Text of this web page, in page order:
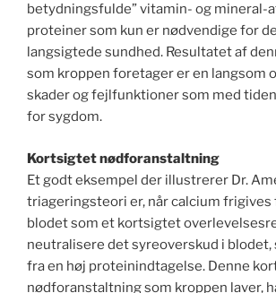
betydningsfulde” vitamin- og mineral-
proteiner som kun er nødvendige for
langsigtede sundhed. Resultatet af
som kroppen foretager er en langsom
skader og fejlfunktioner som med
for sygdom.
Kortsigtet nødforanstaltning
Et godt eksempel der illustrerer Dr.
triageringsteori er, når calcium frigives
blodet som et kortsigtet
neutralisere det syreoverskud i
fra en høj proteinindtagelse. Denne
nødforanstaltning som kroppen laver,